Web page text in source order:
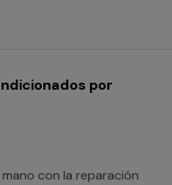
por
con la reparación